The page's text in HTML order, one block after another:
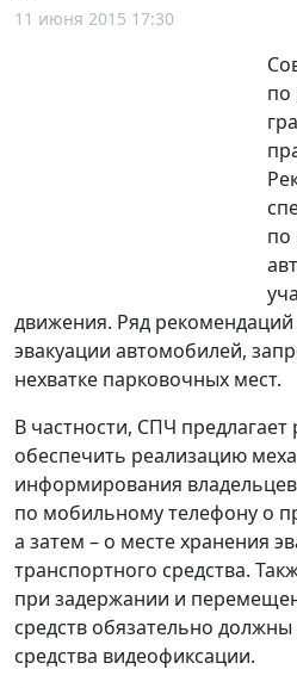
11 июня 2015 17:30
по
по
движения. Ряд
эвакуации автомобилей,
нехватке парковочных мест.
В частности, СПЧ предлагает
обеспечить реализацию
информирования
по мобильному телефону о
а затем – о месте хранения
транспортного средства.
при задержании и
средств обязательно
средства видеофиксации.